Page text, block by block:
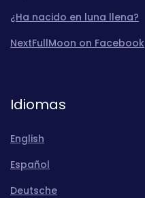
¿Ha nacido en luna llena?
NextFullMoon on Facebook
Idiomas
English
Español
Deutsche